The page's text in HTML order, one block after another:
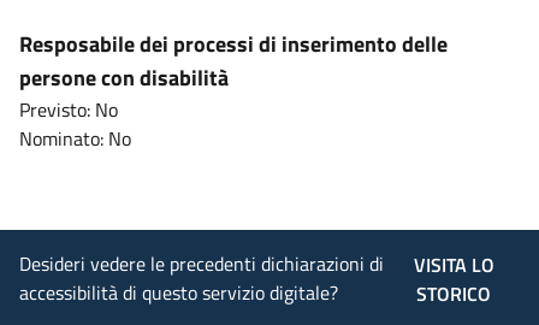
Resposabile dei processi di inserimento delle
persone con disabilità
Previsto: No
Nominato: No
Desideri vedere le precedenti dichiarazioni di
accessibilità di questo servizio digitale?
VISITA LO
STORICO